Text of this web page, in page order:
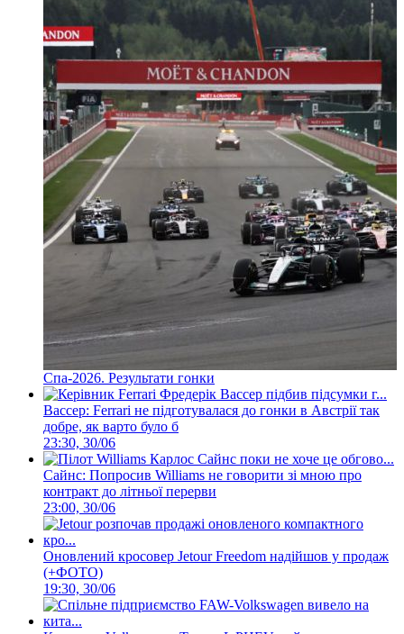
Спа-2026. Результати гонки
Вассер: Ferrari не підготувалася до гонки в Австрії так
добре, як варто було б
23:30, 30/06
Сайнс: Попросив Williams не говорити зі мною про
контракт до літньої перерви
23:00, 30/06
Оновлений кросовер Jetour Freedom надійшов у продаж
(+ФОТО)
19:30, 30/06